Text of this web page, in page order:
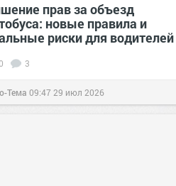
прав за объезд
новые правила и
риски для водителей
3
Тема 09:47 29 июл 2026